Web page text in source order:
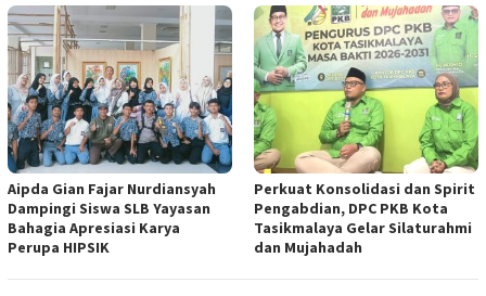
Aipda Gian Fajar Nurdiansyah
Dampingi Siswa SLB Yayasan
Bahagia Apresiasi Karya
Perupa HIPSIK
Perkuat Konsolidasi dan Spirit
Pengabdian, DPC PKB Kota
Tasikmalaya Gelar Silaturahmi
dan Mujahadah